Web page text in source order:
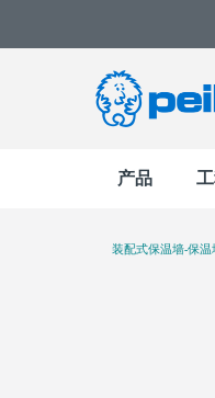
产品
装配式保温墙-保